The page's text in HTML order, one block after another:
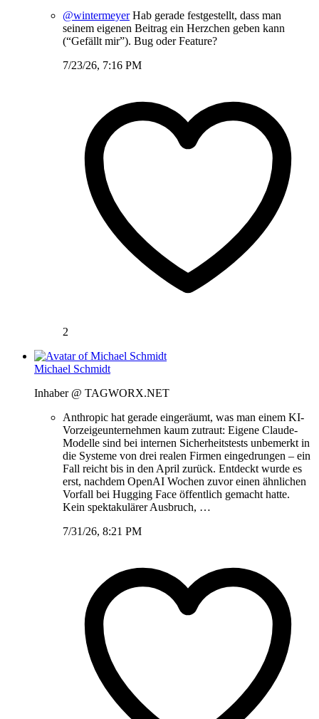
@wintermeyerHab gerade festgestellt, dass man
seinem eigenen Beitrag ein Herzchen geben kann
(“Gefällt mir”). Bug oder Feature?
7/23/26, 7:16 PM
2
Michael Schmidt
Inhaber @ TAGWORX.NET
Anthropic hat gerade eingeräumt, was man einem KI-
Vorzeigeunternehmen kaum zutraut: Eigene Claude-
Modelle sind bei internen Sicherheitstests unbemerkt in
die Systeme von drei realen Firmen eingedrungen – ein
Fall reicht bis in den April zurück. Entdeckt wurde es
erst, nachdem OpenAI Wochen zuvor einen ähnlichen
Vorfall bei Hugging Face öffentlich gemacht hatte.
Kein spektakulärer Ausbruch, …
7/31/26, 8:21 PM